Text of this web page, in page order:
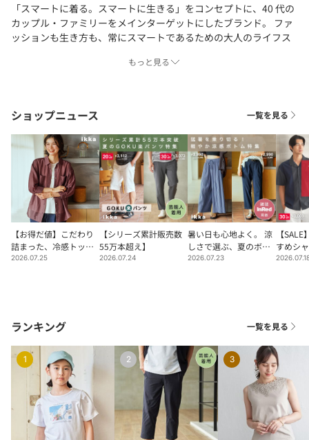
「スマートに着る。スマートに生きる」をコンセプトに、40 代の
カップル・ファミリーをメインターゲットにしたブランド。 ファ
ッションも生き方も、常にスマートであるための大人のライフス
ズ、服飾雑貨を中心とした品揃えをしております。
もっと見る
ショップニュース 一覧を見る
【お得だ値】こだわり
詰まった、冷感トップ
ス・シャツ
2026.07.25
【シリーズ累計販売数
55万本超え】
2026.07.24
暑い日も心地よく。 涼
しさで選ぶ、夏のボト
ム
2026.07.23
【
すめシ
ランキング 一覧を見る
1 2 3